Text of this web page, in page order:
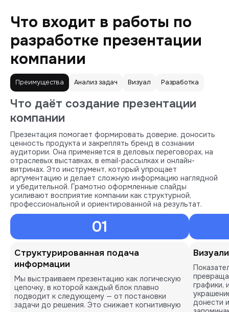
Что входит в работы по
разработке презентации
компании
Преимущества Анализ задач Визуал Разработка
Что даёт создание презентации
компании
Презентация помогает формировать доверие, доносить
ценность продукта и закреплять бренд в сознании
аудитории. Она применяется в деловых переговорах, на
отраслевых выставках, в email-рассылках и онлайн-
витринах. Это инструмент, который упрощает
аргументацию и делает сложную информацию наглядной
и убедительной. Грамотно оформленные слайды
усиливают восприятие компании как структурной,
профессиональной и ориентированной на результат.
01
Структурированная подача
информации
Мы выстраиваем презентацию как логическую
цепочку, в которой каждый блок плавно
подводит к следующему — от постановки
задачи до решения. Это снижает когнитивную
графики,
донести